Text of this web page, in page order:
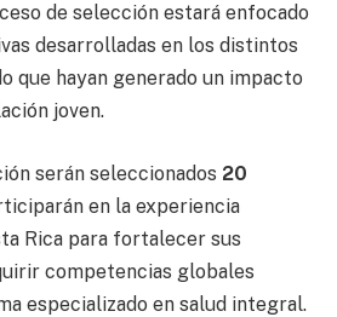
de selección estará enfocado
desarrolladas en los distintos
que hayan generado un impacto
joven.
serán seleccionados 20
en la experiencia
Rica para fortalecer sus
competencias globales
especializado en salud integral.